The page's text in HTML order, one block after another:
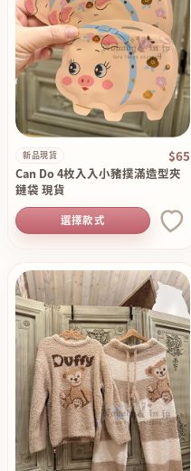
新品現貨 $65
Can Do 4枚入入小豬撲滿造型夾
鏈袋 現貨
選擇款式